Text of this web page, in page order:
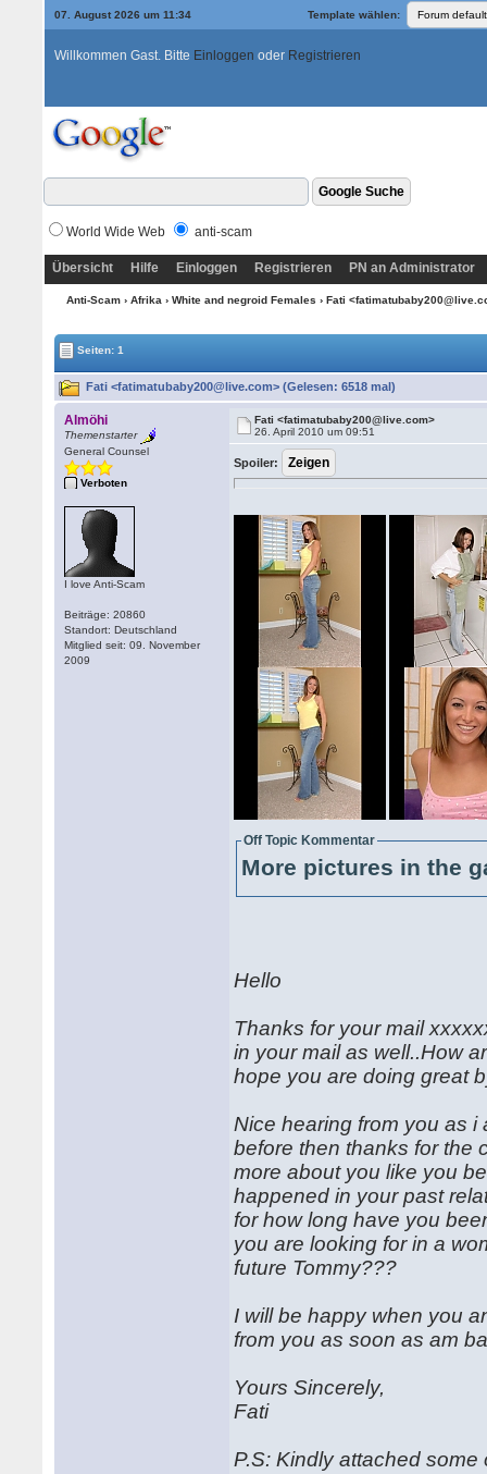
07. August 2026 um 11:34 Template wählen:
Willkommen Gast. Bitte Einloggen oder Registrieren
World Wide Web anti-scam
Übersicht Hilfe Einloggen Registrieren PN an Administrator
Anti-Scam› Afrika › White and negroid Females › Fati
Seiten: 1
Fati <fatimatubaby200@live.com> (Gelesen: 6518 mal)
Almöhi
Themenstarter
General Counsel
Verboten
I love Anti-Scam
Beiträge: 20860
Standort: Deutschland
Mitglied seit: 09. November
2009
Fati <fatimatubaby200@live.com>
26. April 2010 um 09:51
Spoiler:
Off Topic Kommentar
More pictures in the
Hello
Thanks for your mail
in your mail as well..How
hope you are doing great
Nice hearing from you as
before then thanks for the
more about you like you
happened in your past
for how long have you
you are looking for in a
future Tommy???
I will be happy when you
from you as soon as am
Yours Sincerely,
Fati
P.S: Kindly attached